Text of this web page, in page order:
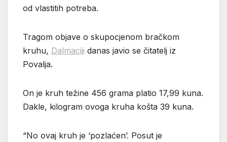
od vlastitih potreba.
Tragom objave o skupocjenom bračkom
kruhu, Dalmaciji danas javio se čitatelj iz
Povalja.
On je kruh težine 456 grama platio 17,99 kuna.
Dakle, kilogram ovoga kruha košta 39 kuna.
“No ovaj kruh je ‘pozlaćen’. Posut je